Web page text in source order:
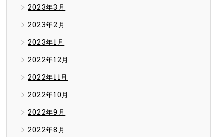
2023年3月
2023年2月
2023年1月
2022年12月
2022年11月
2022年10月
2022年9月
2022年8月